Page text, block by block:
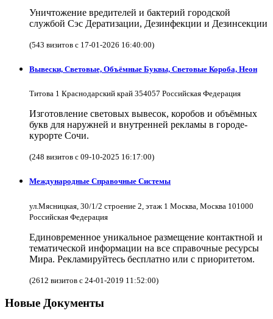
Уничтожение вредителей и бактерий городской
службой Сэс Дератизации, Дезинфекции и Дезинсекции
(543 визитов с 17-01-2026 16:40:00)
Вывески, Световые, Объёмные Буквы, Световые Короба, Неон
Титова 1 Краснодарский край 354057 Российская Федерация
Изготовление световых вывесок, коробов и объёмных
букв для наружней и внутренней рекламы в городе-
курорте Сочи.
(248 визитов с 09-10-2025 16:17:00)
Международные Справочные Системы
ул.Мясницкая, 30/1/2 строение 2, этаж 1 Москва, Москва 101000
Российская Федерация
Единовременное уникальное размещение контактной и
тематической информации на все справочные ресурсы
Мира. Рекламируйтесь бесплатно или с приоритетом.
(2612 визитов с 24-01-2019 11:52:00)
Новые Документы